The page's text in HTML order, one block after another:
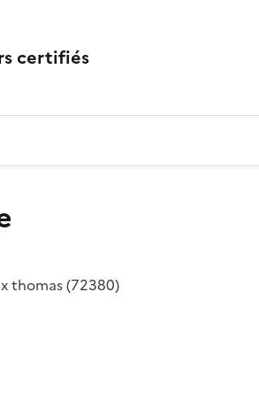
certifiés
thomas(72380)